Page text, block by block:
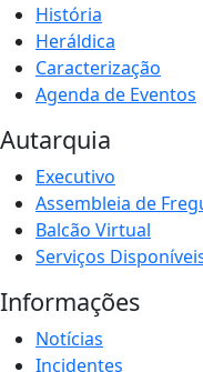
História
Heráldica
Caracterização
Agenda de Eventos
Autarquia
Executivo
Assembleia de
Balcão Virtual
Serviços
Informações
Notícias
Incidentes